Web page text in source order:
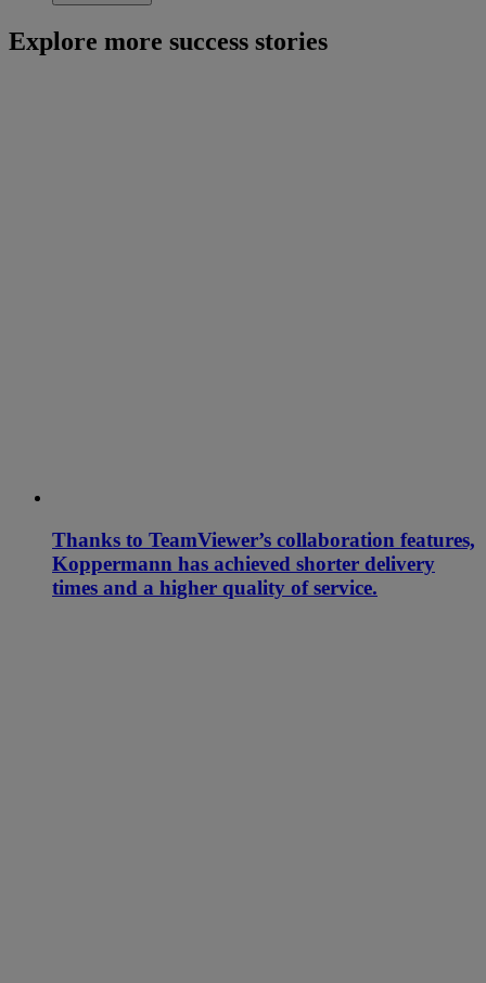
Explore more success stories
Thanks to TeamViewer’s collaboration features,
Koppermann has achieved shorter delivery
times and a higher quality of service.